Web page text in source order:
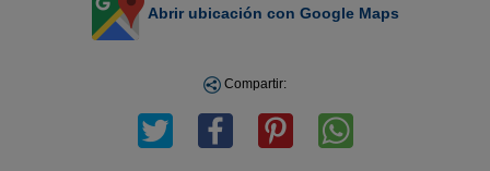
Abrir ubicación con Google Maps
Compartir: